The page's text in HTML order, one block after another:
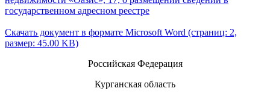
государственном адресном реестре
Скачать документ в формате Microsoft Word (страниц: 2,
размер: 45.00 KB)
Российская Федерация
Курганская область